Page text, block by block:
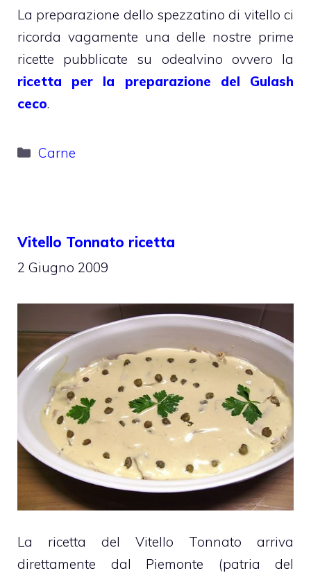
La preparazione dello spezzatino di vitello ci
ricorda vagamente una delle nostre prime
ricette pubblicate su odealvino ovvero la
ricetta per la preparazione del Gulash
ceco.
Categorie
Carne
Vitello Tonnato ricetta
2 Giugno 2009
La ricetta del Vitello Tonnato arriva
direttamente dal Piemonte (patria del